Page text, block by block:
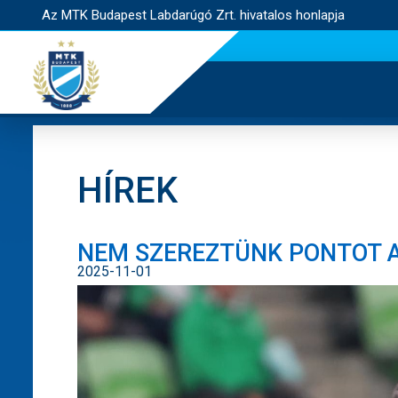
Az MTK Budapest Labdarúgó Zrt. hivatalos honlapja
HÍREK
NEM SZEREZTÜNK PONTOT
2025-11-01